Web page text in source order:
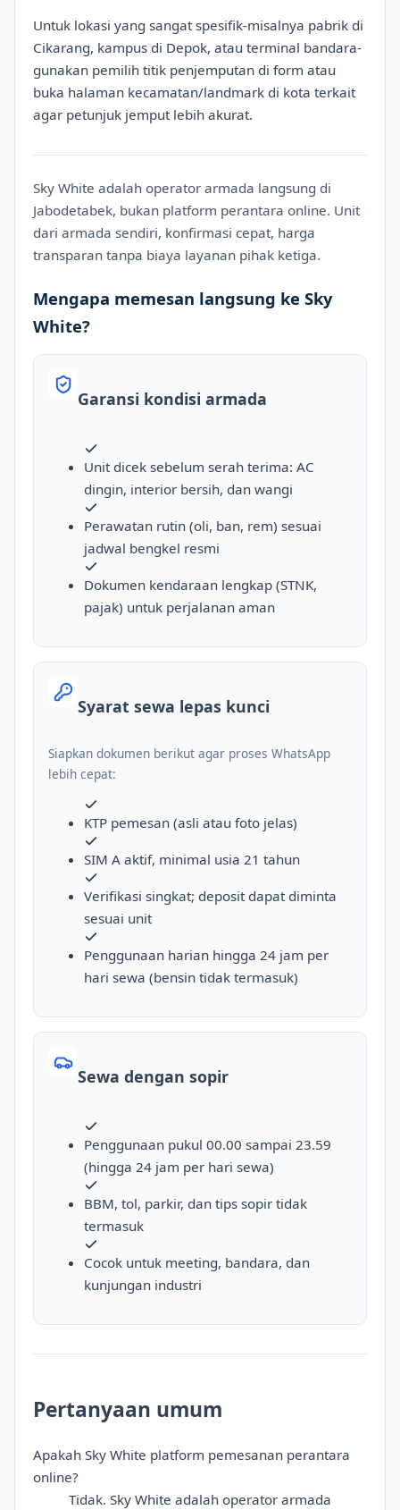
Untuk lokasi yang sangat spesifik-misalnya pabrik di
Cikarang, kampus di Depok, atau terminal bandara-
gunakan pemilih titik penjemputan di form atau
buka halaman kecamatan/landmark di kota terkait
agar petunjuk jemput lebih akurat.
Sky White adalah operator armada langsung di
Jabodetabek, bukan platform perantara online. Unit
dari armada sendiri, konfirmasi cepat, harga
transparan tanpa biaya layanan pihak ketiga.
Mengapa memesan langsung ke Sky
White?
Garansi kondisi armada
Unit dicek sebelum serah terima: AC
dingin, interior bersih, dan wangi
Perawatan rutin (oli, ban, rem) sesuai
jadwal bengkel resmi
Dokumen kendaraan lengkap (STNK,
pajak) untuk perjalanan aman
Syarat sewa lepas kunci
Siapkan dokumen berikut agar proses WhatsApp
lebih cepat:
KTP pemesan (asli atau foto jelas)
SIM A aktif, minimal usia 21 tahun
Verifikasi singkat; deposit dapat diminta
sesuai unit
Penggunaan harian hingga 24 jam per
hari sewa (bensin tidak termasuk)
Sewa dengan sopir
Penggunaan pukul 00.00 sampai 23.59
(hingga 24 jam per hari sewa)
BBM, tol, parkir, dan tips sopir tidak
termasuk
Cocok untuk meeting, bandara, dan
kunjungan industri
Pertanyaan umum
Apakah Sky White platform pemesanan perantara
online?
Tidak. Sky White adalah operator armada